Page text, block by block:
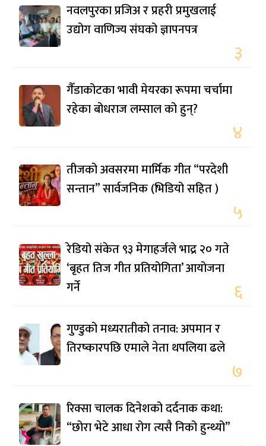
नवलपुरका प्रजिअ र प्रहरी प्रमुखलाई
उद्योग वाणिज्य संघको ज्ञापनपत्र
३
गैँडाकोटका भावी मेयरका रूपमा चर्चामा
रहेका बोधराज लम्साल को हुन्?
४
तीजको अवसरमा मार्मिक गीत “परदेशी
सन्तान” सार्वजनिक (भिडियो सहित )
५
रेडियो संकेत ९३ मेगाहर्जले भाद्र २० गते
‘बृहत तिज गीत प्रतियोगिता’ आयोजना
गर्ने
६
गुण्डुको मध्यरातीको तनाव: अपमान र
तिरष्कारपछि एमाले नेता थपलिया ढले
७
रिक्सा चालक दिनेशको दर्दनाक कथा:
“छोरा भेटे आधा रोग त्यसै निको हुन्थ्यो”